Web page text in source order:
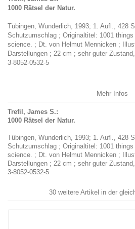
1000 Rätsel der Natur.
Tübingen, Wunderlich, 1993; 1. Aufl., 428
Schutzumschlag ; Originaltitel: 1001
science. ; Dt. von Helmut Mennicken ;
Darstellungen ; 22 cm ; sehr guter
3-8052-0532-5
Mehr Infos
Trefil, James S.:
1000 Rätsel der Natur.
Tübingen, Wunderlich, 1993; 1. Aufl., 428
Schutzumschlag ; Originaltitel: 1001
science. ; Dt. von Helmut Mennicken ;
Darstellungen ; 22 cm ; sehr guter
3-8052-0532-5
30 weitere Artikel in der